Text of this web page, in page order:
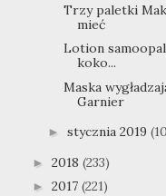
Trzy paletki
mieć
Lotion
koko...
Maska
Garnier
► stycznia 2019
► 2018 (233)
► 2017 (221)